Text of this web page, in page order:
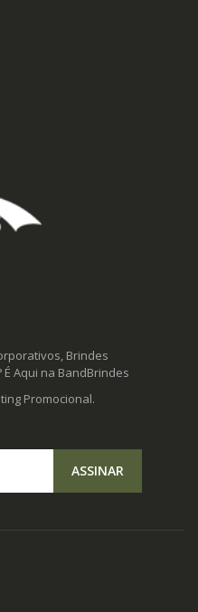
Brindes
Aqui na BandBrindes
Promocional.
ASSINAR